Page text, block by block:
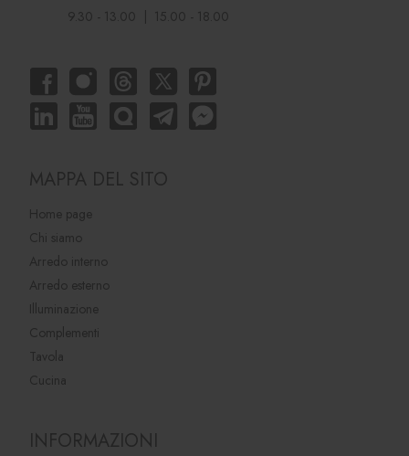
9.30 - 13.00 | 15.00 - 18.00
MAPPA DEL SITO
Home page
Chi siamo
Arredo interno
Arredo esterno
Illuminazione
Complementi
Tavola
Cucina
INFORMAZIONI